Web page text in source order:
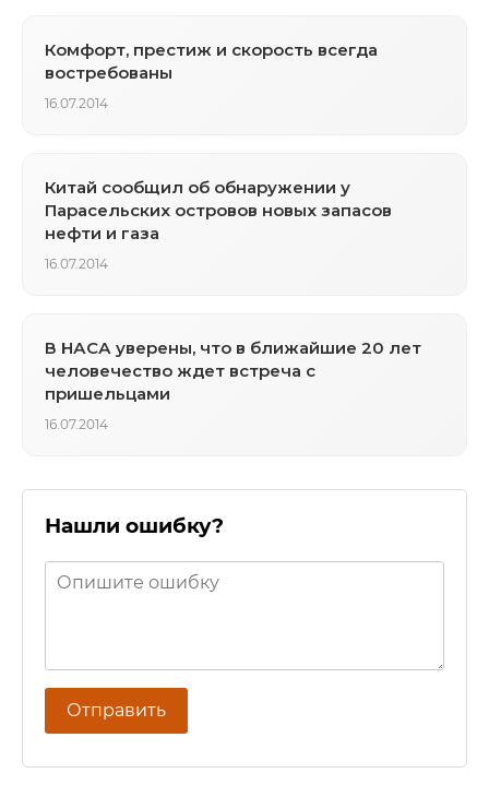
Комфорт, престиж и скорость всегда
востребованы
16.07.2014
Китай сообщил об обнаружении у
Парасельских островов новых запасов
нефти и газа
16.07.2014
В НАСА уверены, что в ближайшие 20 лет
человечество ждет встреча с
пришельцами
16.07.2014
Нашли ошибку?
Отправить